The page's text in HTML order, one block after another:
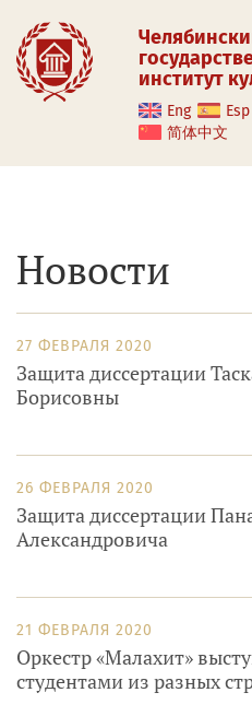
институт
Eng Esp
简体中文
Новости
27 ФЕВРАЛЯ 2020
Защита диссертации
Борисовны
26 ФЕВРАЛЯ 2020
Защита диссертации
Александровича
21 ФЕВРАЛЯ 2020
Оркестр «Малахит»
студентами из разных